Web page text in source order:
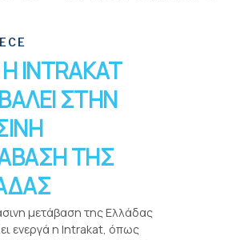
INTRAKAT
ΣΤΗΝ
ΤΗΣ
μετάβαση της Ελλάδας
ενεργά η Intrakat, όπως